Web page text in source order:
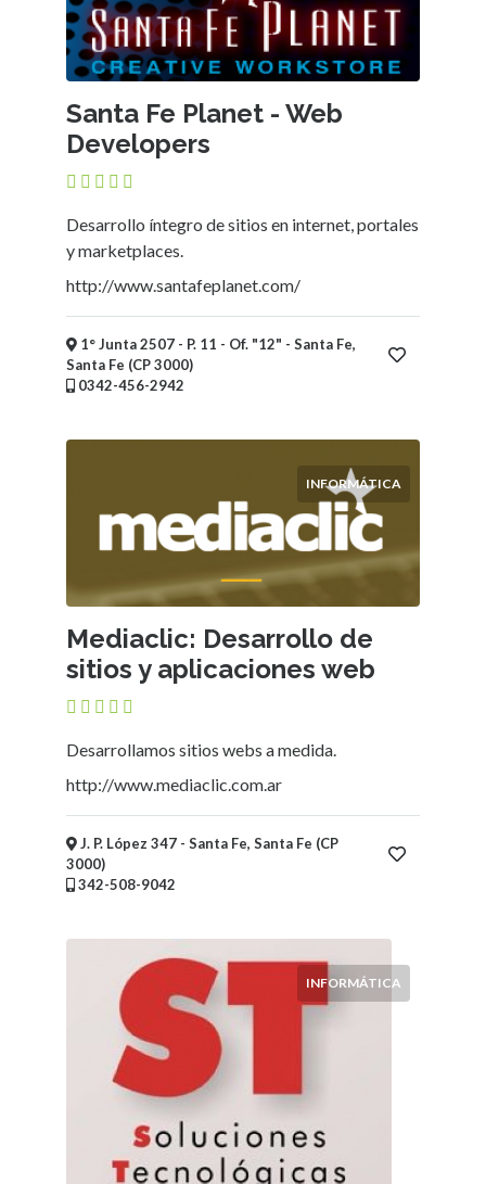
Santa Fe Planet - Web
Developers
Desarrollo íntegro de sitios en internet, portales
y marketplaces.
http://www.santafeplanet.com/
1° Junta 2507 - P. 11 - Of. "12" - Santa Fe,
Santa Fe (CP 3000)
0342-456-2942
INFORMÁTICA
Mediaclic: Desarrollo de
sitios y aplicaciones web
Desarrollamos sitios webs a medida.
http://www.mediaclic.com.ar
J. P. López 347 - Santa Fe, Santa Fe (CP
3000)
342-508-9042
INFORMÁTICA